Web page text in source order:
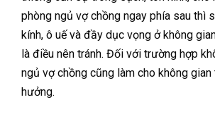
phòng ngủ vợ chồng ngay phía sau thì
kính, ô uế và đầy dục vọng ở không
là điều nên tránh. Đối với trường hợp
ngủ vợ chồng cũng làm cho không
hưởng.